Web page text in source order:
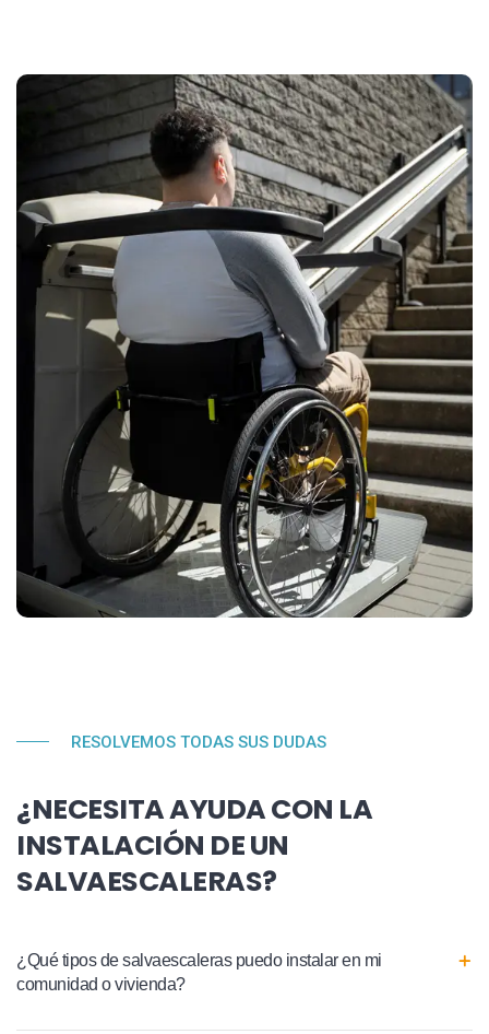
RESOLVEMOS TODAS SUS DUDAS
¿NECESITA AYUDA CON LA
INSTALACIÓN DE UN
SALVAESCALERAS?
¿Qué tipos de salvaescaleras puedo instalar en mi
comunidad o vivienda?